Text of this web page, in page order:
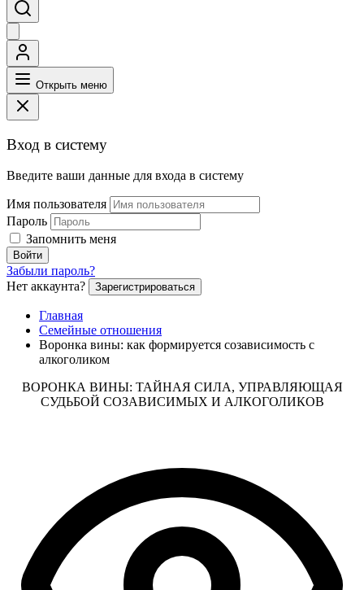
Открыть меню
Вход в систему
Введите ваши данные для входа в систему
Имя пользователя
Пароль
Запомнить меня
Войти
Забыли пароль?
Нет аккаунта?
Зарегистрироваться
Главная
Семейные отношения
Воронка вины: как формируется созависимость с
алкоголиком
ВОРОНКА ВИНЫ: ТАЙНАЯ СИЛА, УПРАВЛЯЮЩАЯ
СУДЬБОЙ СОЗАВИСИМЫХ И АЛКОГОЛИКОВ